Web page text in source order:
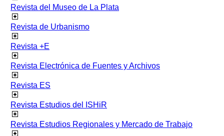
Revista del Museo de La Plata
Revista de Urbanismo
Revista +E
Revista Electrónica de Fuentes y Archivos
Revista ES
Revista Estudios del ISHiR
Revista Estudios Regionales y Mercado de Trabajo